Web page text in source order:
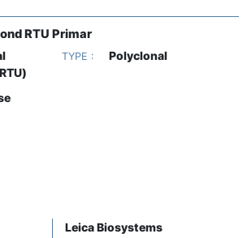
RTU Primar
TYPE : Polyclonal
Leica Biosystems